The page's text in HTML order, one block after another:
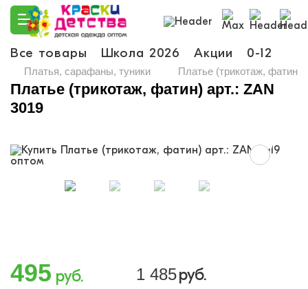
Все товары Школа 2026 Акции 0-12
Платья, сарафаны, туники Платье (трикотаж, фатин)
Платье (трикотаж, фатин) арт.: ZAN
3019
495 руб. 1 485руб.